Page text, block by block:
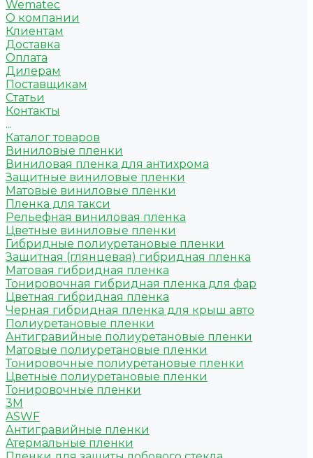
Wematec
О компании
Клиентам
Доставка
Оплата
Дилерам
Поставщикам
Статьи
Контакты
...
Каталог товаров
Виниловые пленки
Виниловая пленка для антихрома
Защитные виниловые пленки
Матовые виниловые пленки
Пленка для такси
Рельефная виниловая пленка
Цветные виниловые пленки
Гибридные полиуретановые пленки
Защитная (глянцевая) гибридная пленка
Матовая гибридная пленка
Тонировочная гибридная пленка для фар
Цветная гибридная пленка
Черная гибридная пленка для крыш авто
Полиуретановые пленки
Антигравийные полиуретановые пленки
Матовые полиуретановые пленки
Тонировочные полиуретановые пленки
Цветные полиуретановые пленки
Тонировочные пленки
3M
ASWF
Антигравийные пленки
Атермальные пленки